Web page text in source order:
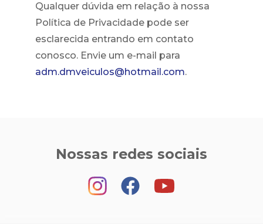
Qualquer dúvida em relação à nossa
Política de Privacidade pode ser
esclarecida entrando em contato
conosco. Envie um e-mail para
adm.dmveiculos@hotmail.com.
Nossas redes sociais